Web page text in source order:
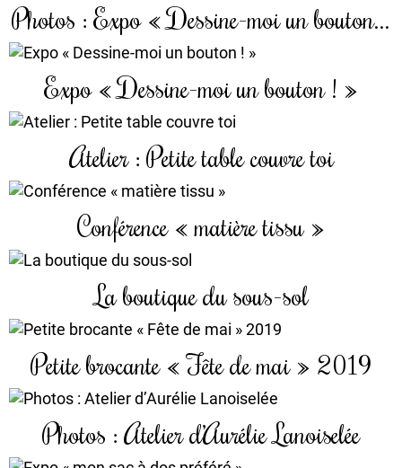
Photos : Expo « Dessine-moi un bouton...
Expo « Dessine-moi un bouton ! »
Atelier : Petite table couvre toi
Conférence « matière tissu »
La boutique du sous-sol
Petite brocante « Fête de mai » 2019
Photos : Atelier d’Aurélie Lanoiselée